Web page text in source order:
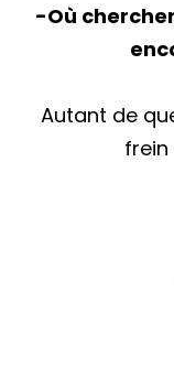
-Où
Autant de